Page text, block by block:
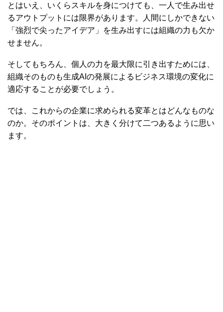
とはいえ、いくらスキルを身につけても、一人で生み出せ
るアウトプットには限界があります。人間にしかできない
「強烈で尖ったアイデア」を生み出すには組織の力も欠か
せません。
そしてもちろん、個人の力を最大限に引き出すためには、
組織そのものも生成AIの発展によるビジネス環境の変化に
適応することが必要でしょう。
では、これからの企業に求められる変革とはどんなものな
のか。そのポイントは、大きく分けて二つあるように思い
ます。